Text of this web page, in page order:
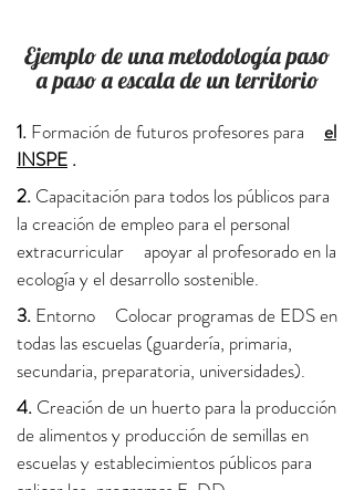
Ejemplo de una metodología paso
a paso a escala de un territorio
1. Formación de futuros profesores para
el
INSPE .
2. Capacitación para todos los públicos para
la creación de empleo para el personal
extracurricular
apoyar al profesorado en la
ecología y el desarrollo sostenible.
3. Entorno
Colocar programas de EDS en
todas las escuelas (guardería, primaria,
secundaria, preparatoria, universidades).
4. Creación de un huerto para la producción
de alimentos y producción de semillas en
escuelas y establecimientos públicos para